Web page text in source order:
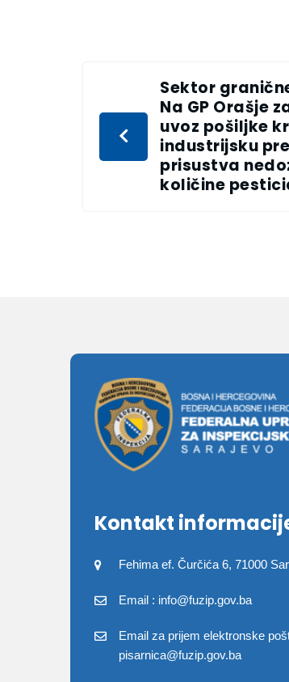
Sektor
Na GP Orašje
uvoz pošiljke
industrijsku
prisustva
količine
Kontakt
Fehima ef. Čurčića 6, 71000
Email : info@fuzip.gov.ba
Email za prijem elektronske
pisarnica@fuzip.gov.ba